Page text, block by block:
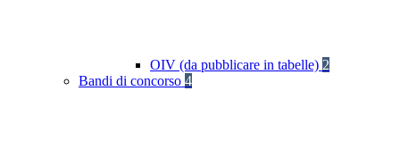
OIV (da pubblicare in tabelle) 2
Bandi di concorso 4